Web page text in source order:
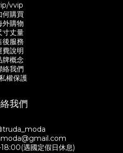
vvip
何購買
外購物
寸丈量
後服務
費說明
牌概念
絡我們
權保護
我們
遇國定假日休息)